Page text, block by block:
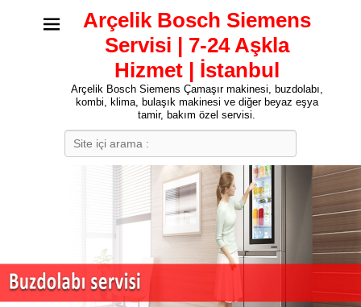
Arçelik Bosch Siemens
Servisi | 7-24 Aşkla
Hizmet | İstanbul
Arçelik Bosch Siemens Çamaşır makinesi, buzdolabı,
kombi, klima, bulaşık makinesi ve diğer beyaz eşya
tamir, bakım özel servisi.